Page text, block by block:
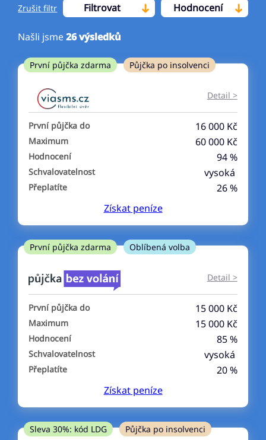
Zrušit filtr Filtrovat Hodnocení
Od
První půjčka zdarma
–
ano
ne
ano
ne
V exekuci
ano
ne
Po insolvenci
ano
V hotovosti
ano
Našli jsme26výsledků
První půjčka zdarma Půjčka po insolvenci
Detail >
První půjčka do 16 000 Kč
Maximum 60 000 Kč
Hodnocení 94 %
Schvalovatelnost vysoká
Přeplatíte
26 %
Získatpeníze
První půjčka zdarma Oblíbená volba
Detail >
První půjčka do 15 000 Kč
Maximum 15 000 Kč
Hodnocení 85 %
Schvalovatelnost vysoká
Přeplatíte
20 %
Získatpeníze
Sleva 30%: kód LDG Půjčka po insolvenci